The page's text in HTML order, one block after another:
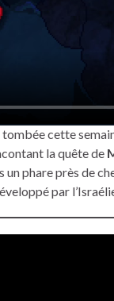
cette
la quête de
un phare près de
par